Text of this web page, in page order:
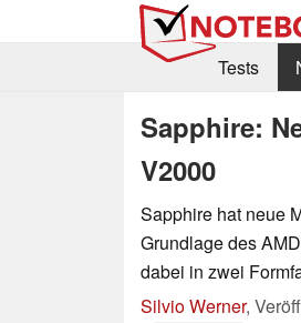
Tests
Sapphire:
V2000
Sapphire hat neue
Grundlage des
dabei in zwei
Silvio Werner,